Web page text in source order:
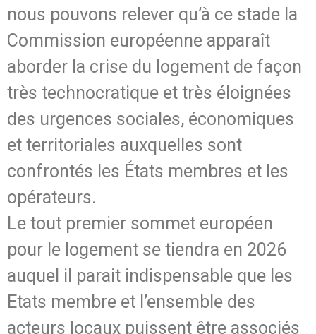
nous pouvons relever qu’à ce stade la
Commission européenne apparaît
aborder la crise du logement de façon
très technocratique et très éloignées
des urgences sociales, économiques
et territoriales auxquelles sont
confrontés les États membres et les
opérateurs.
Le tout premier sommet européen
pour le logement se tiendra en 2026
auquel il parait indispensable que les
Etats membre et l’ensemble des
acteurs locaux puissent être associés